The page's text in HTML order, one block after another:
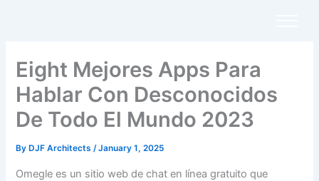
Eight Mejores Apps Para
Hablar Con Desconocidos
De Todo El Mundo 2023
By DJF Architects/January 1, 2025
Omegle es un sitio web de chat en línea gratuito que